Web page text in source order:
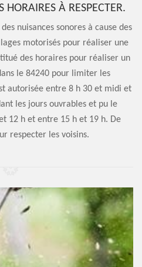
HORAIRES À RESPECTER.
nuisances sonores à cause des
motorisés pour réaliser une
des horaires pour réaliser un
le 84240 pour limiter les
autorisée entre 8 h 30 et midi et
les jours ouvrables et pu le
12 h et entre 15 h et 19 h. De
respecter les voisins.